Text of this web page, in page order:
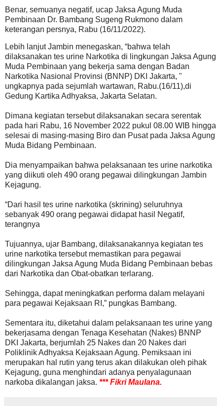
Benar, semuanya negatif, ucap Jaksa Agung Muda
Pembinaan Dr. Bambang Sugeng Rukmono dalam
keterangan persnya, Rabu (16/11/2022).
Lebih lanjut Jambin menegaskan, “bahwa telah
dilaksanakan tes urine Narkotika di lingkungan Jaksa Agung
Muda Pembinaan yang bekerja sama dengan Badan
Narkotika Nasional Provinsi (BNNP) DKI Jakarta, "
ungkapnya pada sejumlah wartawan, Rabu.(16/11),di
Gedung Kartika Adhyaksa, Jakarta Selatan.
Dimana kegiatan tersebut dilaksanakan secara serentak
pada hari Rabu, 16 November 2022 pukul 08.00 WIB hingga
selesai di masing-masing Biro dan Pusat pada Jaksa Agung
Muda Bidang Pembinaan.
Dia menyampaikan bahwa pelaksanaan tes urine narkotika
yang diikuti oleh 490 orang pegawai dilingkungan Jambin
Kejagung.
“Dari hasil tes urine narkotika (skrining) seluruhnya
sebanyak 490 orang pegawai didapat hasil Negatif,
terangnya
Tujuannya, ujar Bambang, dilaksanakannya kegiatan tes
urine narkotika tersebut memastikan para pegawai
dilingkungan Jaksa Agung Muda Bidang Pembinaan bebas
dari Narkotika dan Obat-obatkan terlarang.
Sehingga, dapat meningkatkan performa dalam melayani
para pegawai Kejaksaan RI,” pungkas Bambang.
Sementara itu, diketahui dalam pelaksanaan tes urine yang
bekerjasama dengan Tenaga Kesehatan (Nakes) BNNP
DKI Jakarta, berjumlah 25 Nakes dan 20 Nakes dari
Poliklinik Adhyaksa Kejaksaan Agung. Pemiksaan ini
merupakan hal rutin yang terus akan dilakukan oleh pihak
Kejagung, guna menghindari adanya penyalagunaan
narkoba dikalangan jaksa. *** Fikri Maulana.